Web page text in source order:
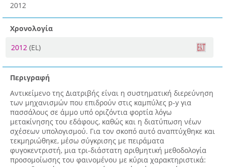
2012
Χρονολογία
2012 (EL)
Περιγραφή
Αντικείμενο της Διατριβής είναι η συστηματική διερεύνηση
των μηχανισμών που επιδρούν στις καμπύλες p-y για
πασσάλους σε άμμο υπό οριζόντια φορτία λόγω
μετακίνησης του εδάφους, καθώς και η διατύπωση νέων
σχέσεων υπολογισμού. Για τον σκοπό αυτό αναπτύχθηκε και
τεκμηριώθηκε, μέσω σύγκρισης με πειράματα
φυγοκεντριστή, μια τρι-διάστατη αριθμητική μεθοδολογία
προσομοίωσης του φαινομένου με κύρια χαρακτηριστικά: